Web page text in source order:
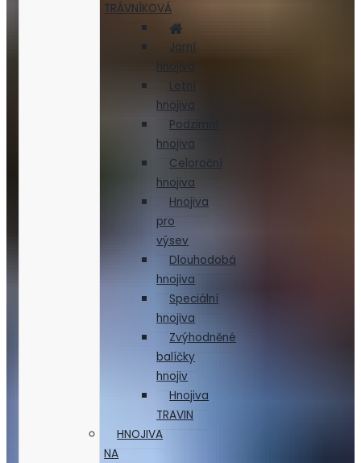
TRÁVNÍKOVÁ
Jarní
hnojiva
Letní
hnojiva
Podzimní
hnojiva
Celoroční
hnojiva
Hnojiva
pro
výsev
Dlouhodobá
hnojiva
Speciální
hnojiva
Zvýhodněné
balíčky
hnojiv
Hnojiva
TRAVIN
HNOJIVA
NA